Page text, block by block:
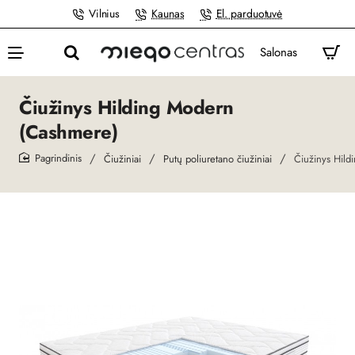
Vilnius Kaunas El. parduotuvė
Salonas
Čiužinys Hilding Modern
(Cashmere)
Čiužiniai Putų poliuretano čiužiniai Čiužinys